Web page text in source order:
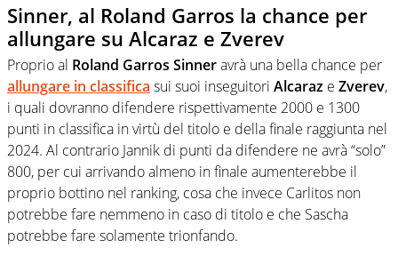
Sinner, al Roland Garros la chance per
allungare su Alcaraz e Zverev
Proprio al Roland Garros Sinneravrà una bella chance per
allungare in classifica sui suoi inseguitori Alcaraz e Zverev,
i quali dovranno difendere rispettivamente 2000 e 1300
punti in classifica in virtù del titolo e della finale raggiunta nel
2024. Al contrario Jannik di punti da difendere ne avrà “solo”
800, per cui arrivando almeno in finale aumenterebbe il
proprio bottino nel ranking, cosa che invece Carlitos non
potrebbe fare nemmeno in caso di titolo e che Sascha
potrebbe fare solamente trionfando.